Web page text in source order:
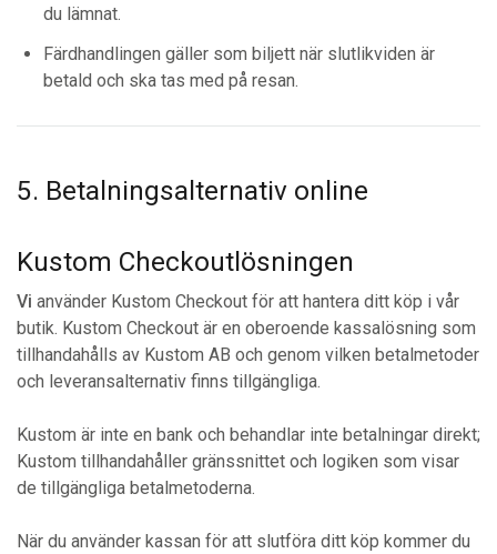
du lämnat.
Färdhandlingen gäller som biljett när slutlikviden är
betald och ska tas med på resan.
5. Betalningsalternativ online
Kustom Checkoutlösningen
Vi använder Kustom Checkout för att hantera ditt köp i vår
butik. Kustom Checkout är en oberoende kassalösning som
tillhandahålls av Kustom AB och genom vilken betalmetoder
och leveransalternativ finns tillgängliga.
Kustom är inte en bank och behandlar inte betalningar direkt;
Kustom tillhandahåller gränssnittet och logiken som visar
de tillgängliga betalmetoderna.
När du använder kassan för att slutföra ditt köp kommer du